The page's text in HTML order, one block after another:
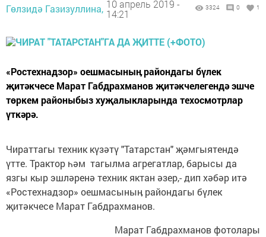
Гөлзидә Газизуллина, 10 апрель 2019 -
14:21
3324 0 1
«Ростехнадзор» оешмасыныӊ райондагы бүлек
җитәкчесе Марат Габдрахманов җитәкчелегендә эшче
төркем районыбыз хуҗалыкларында техосмотрлар
үткәрә.
Чираттагы техник күзәтү "Татарстан" җәмгыятендә
үтте. Трактор һәм тагылма агрегатлар, барысы да
язгы кыр эшләренә техник яктан әзер,- дип хәбәр итә
«Ростехнадзор» оешмасыныӊ райондагы бүлек
җитәкчесе Марат Габдрахманов.
Марат Габдрахманов фотолары